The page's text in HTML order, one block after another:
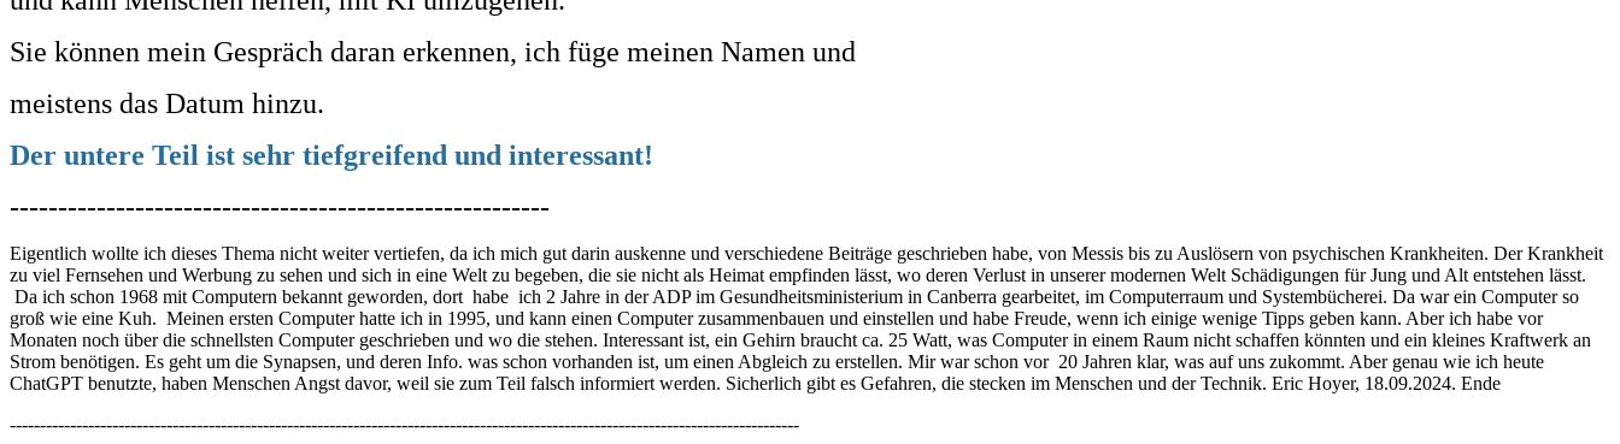
Sie können mein Gespräch daran erkennen, ich füge meinen Namen und
meistens das Datum hinzu.
Der untere Teil ist sehr tiefgreifend und interessant!
--------------------------------------------------------
Eigentlich wollte ich dieses Thema nicht weiter vertiefen, da ich mich gut darin auskenne und verschiedene Beiträge geschrieben habe, von Messis bis zu Auslösern von psychischen Krankheiten. Der Krankheit
zu viel Fernsehen und Werbung zu sehen und sich in eine Welt zu begeben, die sie nicht als Heimat empfinden lässt, wo deren Verlust in unserer modernen Welt Schädigungen für Jung und Alt entstehen lässt.
Da ich schon 1968 mit Computern bekannt geworden, dort habe ich 2 Jahre in der ADP im Gesundheitsministerium in Canberra gearbeitet, im Computerraum und Systembücherei. Da war ein Computer so
groß wie eine Kuh. Meinen ersten Computer hatte ich in 1995, und kann einen Computer zusammenbauen und einstellen und habe Freude, wenn ich einige wenige Tipps geben kann. Aber ich habe vor
Monaten noch über die schnellsten Computer geschrieben und wo die stehen. Interessant ist, ein Gehirn braucht ca. 25 Watt, was Computer in einem Raum nicht schaffen könnten und ein kleines Kraftwerk an
Strom benötigen. Es geht um die Synapsen, und deren Info. was schon vorhanden ist, um einen Abgleich zu erstellen. Mir war schon vor 20 Jahren klar, was auf uns zukommt. Aber genau wie ich heute
ChatGPT benutzte, haben Menschen Angst davor, weil sie zum Teil falsch informiert werden. Sicherlich gibt es Gefahren, die stecken im Menschen und der Technik. Eric Hoyer, 18.09.2024. Ende
-----------------------------------------------------------------------------------------------------------------------------------